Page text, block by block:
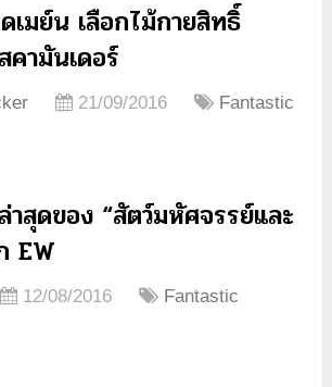
เมย์น เลือกไม้กายสิทธิ์
ามันเดอร์
21/09/2016
Fantastic
าสุดของ “สัตว์มหัศจรรย์และ
EW
12/08/2016
Fantastic